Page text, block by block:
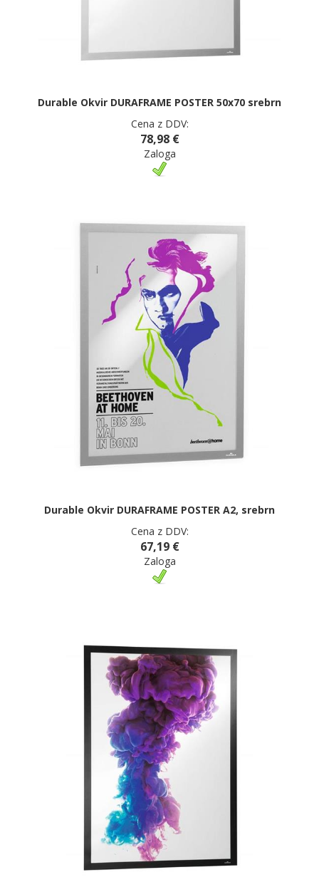
Durable Okvir DURAFRAME POSTER 50x70 srebrn
Cena z DDV:
78,98 €
Zaloga
Durable Okvir DURAFRAME POSTER A2, srebrn
Cena z DDV:
67,19 €
Zaloga